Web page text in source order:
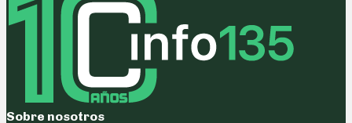
Sobre nosotros